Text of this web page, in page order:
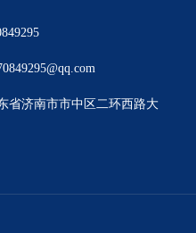
省济南市市中区二环西路大